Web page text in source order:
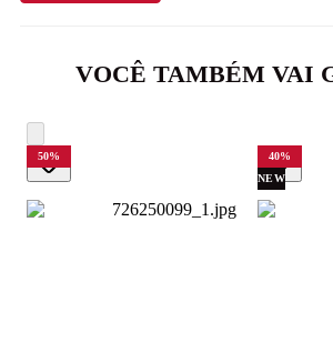
VOCÊ TAMBÉM VAI
50% 40%
NEW